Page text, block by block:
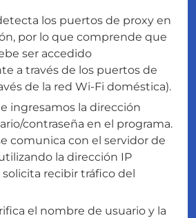
los puertos de proxy en
por lo que comprende que
ser accedido
a través de los puertos de
de la red Wi-Fi doméstica).
ingresamos la dirección
contraseña en el programa.
comunica con el servidor de
la dirección IP
y solicita recibir tráfico del
el nombre de usuario y la